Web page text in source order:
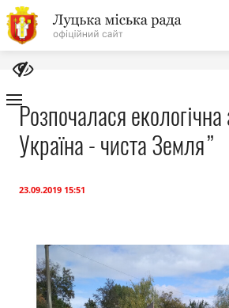
На
головну
НавігаціяПро місто
Бюджет
Розпочалася
Україна - чиста Земля”
23.09.2019 15:51